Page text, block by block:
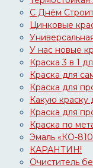
С Днём
Цинковые
У нас новые
Краска 3 в 1
Краска для
Краска для
Какую краску
Краска для
Краска по
Эмаль «КО-
КАРАНТИН!
Очиститель